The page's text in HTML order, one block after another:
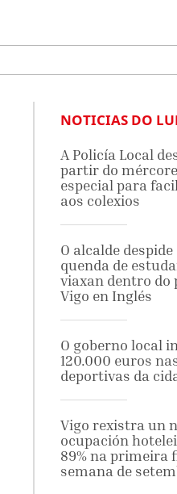
NOTICIAS DO
A Policía Local
partir do
especial para
aos colexios
O alcalde
quenda de
viaxan dentro do
Vigo en Inglés
O goberno local
120.000 euros
deportivas da
Vigo rexistra un
ocupación
89% na primeira
semana de